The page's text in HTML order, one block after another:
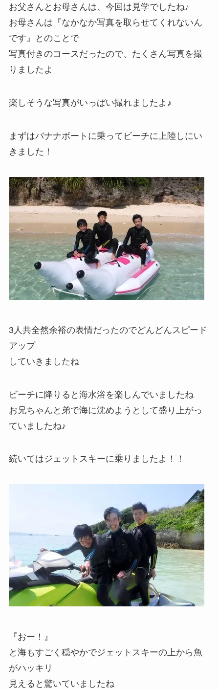
お父さんとお母さんは、今回は見学でしたね♪
お母さんは『なかなか写真を取らせてくれないん
です』とのことで
写真付きのコースだったので、たくさん写真を撮
りましたよ
楽しそうな写真がいっぱい撮れましたよ♪
まずはバナナボートに乗ってビーチに上陸しにい
きました！
3人共全然余裕の表情だったのでどんどんスピード
アップ
していきましたね
ビーチに降りると海水浴を楽しんでいましたね
お兄ちゃんと弟で海に沈めようとして盛り上がっ
ていましたね♪
続いてはジェットスキーに乗りましたよ！！
『おー！』
と海もすごく穏やかでジェットスキーの上から魚
がハッキリ
見えると驚いていましたね